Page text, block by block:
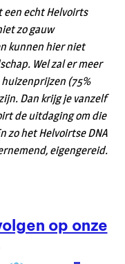
een echt Helvoirts
zo gauw
kunnen hier niet
Wel zal er meer
(75%
Dan krijg je vanzelf
de uitdaging om die
zo het Helvoirtse DNA
eigengereid.
op onze